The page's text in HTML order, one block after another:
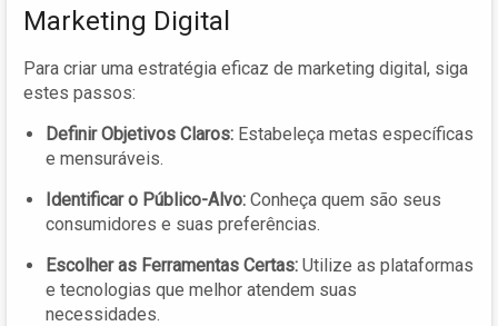
Marketing Digital
Para criar uma estratégia eficaz de marketing digital, siga
estes passos:
Definir Objetivos Claros: Estabeleça metas específicas
e mensuráveis.
Identificar o Público-Alvo: Conheça quem são seus
consumidores e suas preferências.
Escolher as Ferramentas Certas: Utilize as plataformas
e tecnologias que melhor atendem suas
necessidades.